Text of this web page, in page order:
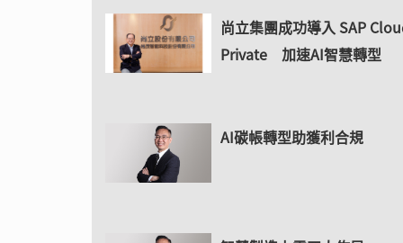
尚立集團成功導入 SAP
Private 加速AI智慧轉型
AI碳帳轉型助獲利合規